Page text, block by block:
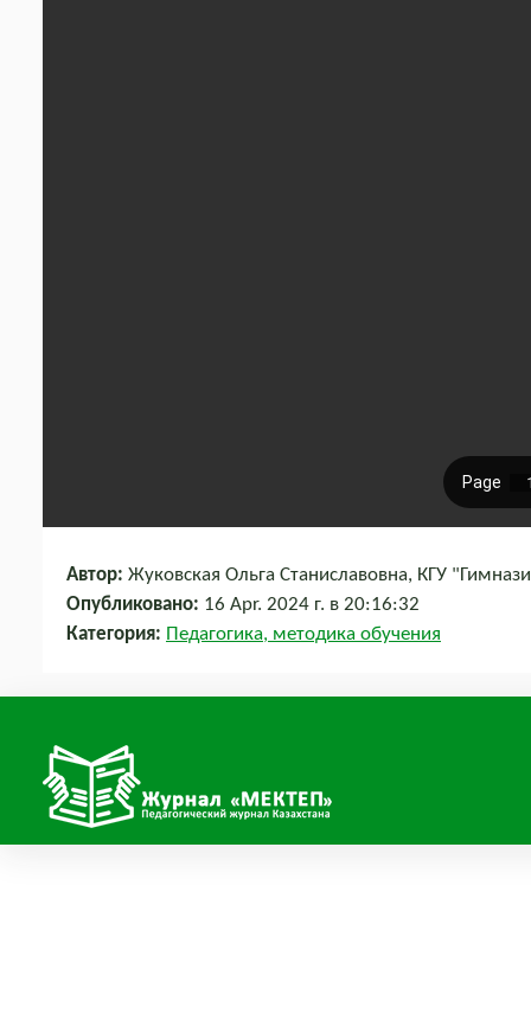
Автор: Жуковская Ольга Станиславовна, КГУ
Опубликовано: 16 Apr. 2024 г. в 20:16:32
Категория: Педагогика, методика обучения